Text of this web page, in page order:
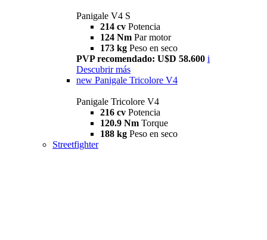
Panigale V4 S
214 cv Potencia
124 Nm Par motor
173 kg Peso en seco
PVP recomendado: U$D 58.600 i
Descubrir más
new Panigale Tricolore V4
Panigale Tricolore V4
216 cv Potencia
120.9 Nm Torque
188 kg Peso en seco
Streetfighter